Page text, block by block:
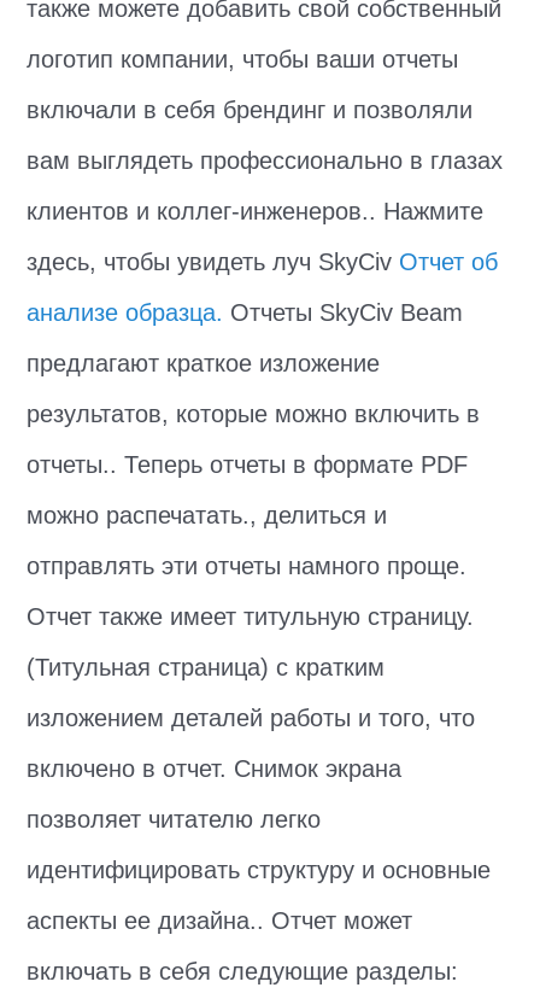
также можете добавить свой собственный
логотип компании, чтобы ваши отчеты
включали в себя брендинг и позволяли
вам выглядеть профессионально в глазах
клиентов и коллег-инженеров.. Нажмите
здесь, чтобы увидеть луч SkyCiv Отчет об
анализе образца. Отчеты SkyCiv Beam
предлагают краткое изложение
результатов, которые можно включить в
отчеты.. Теперь отчеты в формате PDF
можно распечатать., делиться и
отправлять эти отчеты намного проще.
Отчет также имеет титульную страницу.
(Титульная страница) с кратким
изложением деталей работы и того, что
включено в отчет. Снимок экрана
позволяет читателю легко
идентифицировать структуру и основные
аспекты ее дизайна.. Отчет может
включать в себя следующие разделы: